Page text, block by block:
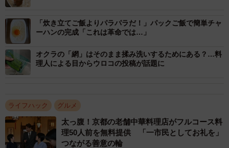
「炊き立てご飯よりパラパラだ！」パックご飯で簡単チャ
ーハンの完成「これは革命では…」
オクラの「網」はそのまま揉み洗いするためにある？…料
理人による目からウロコの投稿が話題に
ライフハック グルメ
太っ腹！京都の老舗中華料理店がフルコース料
理50人前を無料提供 「一市民としてお礼を」
つながる善意の輪